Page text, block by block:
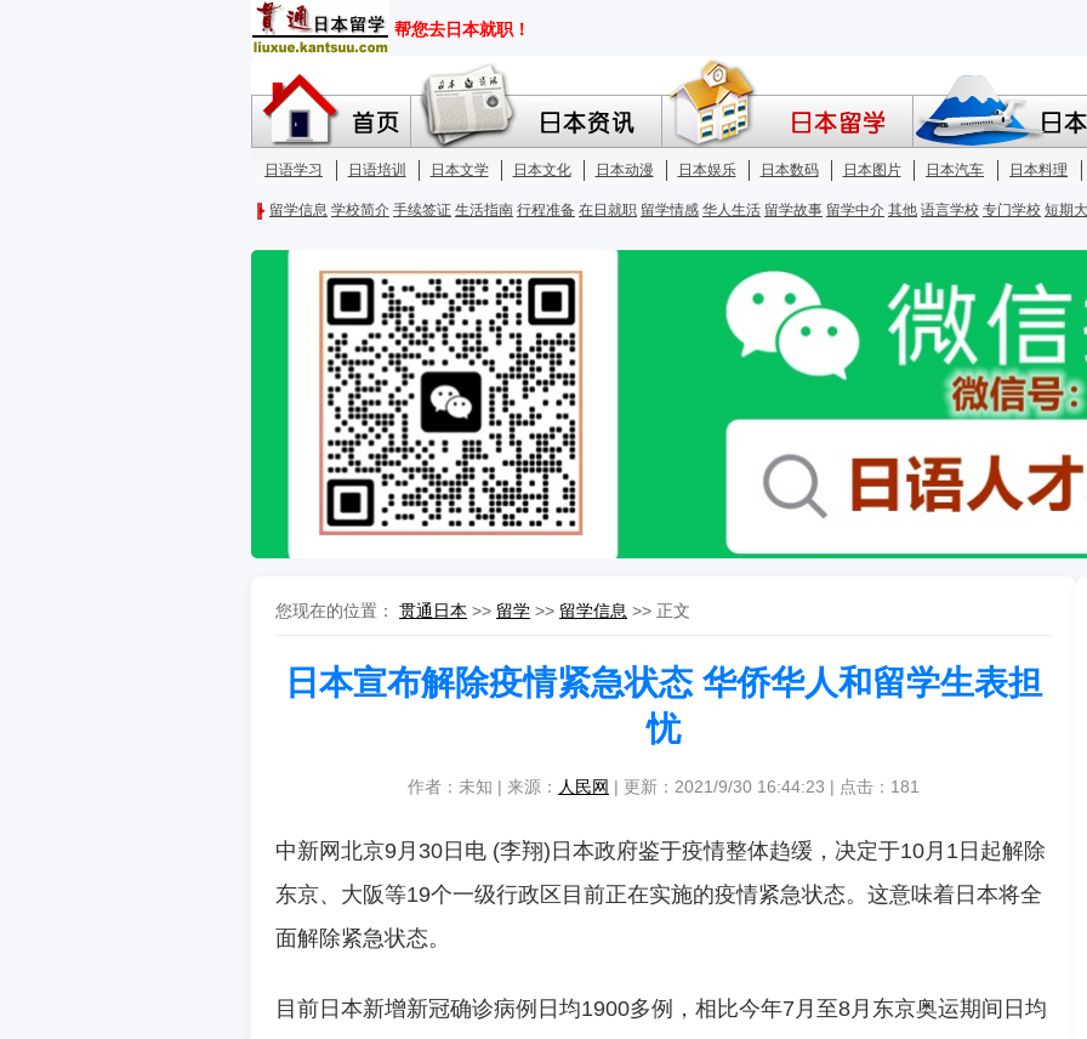
您现在的位置： 贯通日本 >> 留学 >> 留学信息 >> 正文
日本宣布解除疫情紧急状态 华侨华人和留学生表担
忧
作者：未知 | 来源： 人民网 | 更新：2021/9/30 16:44:23 | 点击： 181
中新网北京9月30日电 (李翔)日本政府鉴于疫情整体趋缓，决定于10月1日起解除
东京、大阪等19个一级行政区目前正在实施的疫情紧急状态。这意味着日本将全
面解除紧急状态。
目前日本新增新冠确诊病例日均1900多例，相比今年7月至8月东京奥运期间日均